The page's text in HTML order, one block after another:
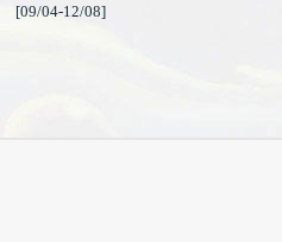
[09/04-12/08]